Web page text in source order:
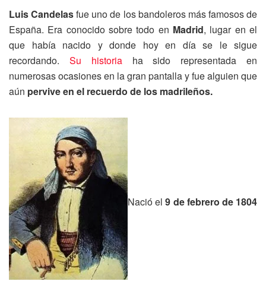
Luis Candelasfue uno de los bandoleros más famosos de
España. Era conocido sobre todo en Madrid, lugar en el
que había nacido y donde hoy en día se le sigue
recordando. Su historiaha sido representada en
numerosas ocasiones en la gran pantalla y fue alguien que
aún pervive en el recuerdo de los madrileños.
Nació el9 de febrero de 1804